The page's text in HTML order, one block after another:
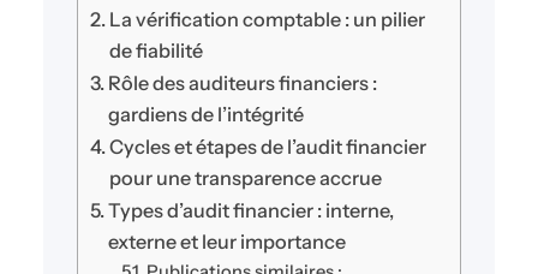
La vérification comptable : un pilier
de fiabilité
Rôle des auditeurs financiers :
gardiens de l’intégrité
Cycles et étapes de l’audit financier
pour une transparence accrue
Types d’audit financier : interne,
externe et leur importance